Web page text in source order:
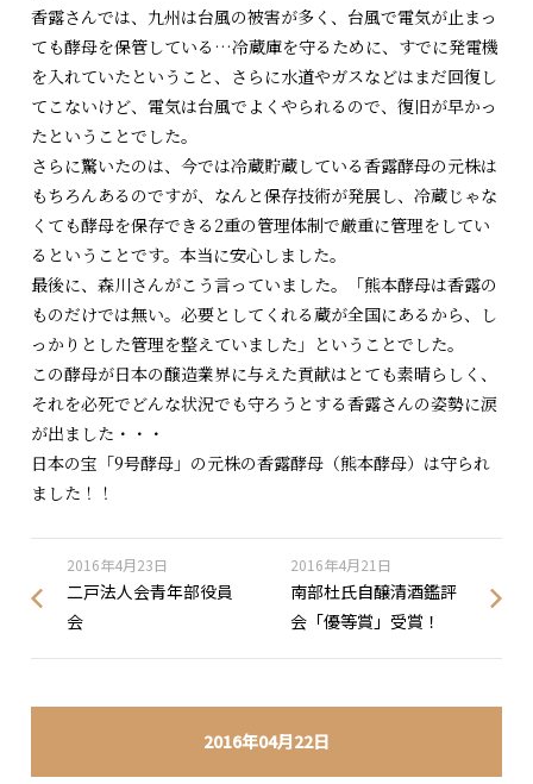
2016年04月22日
香露さんでは、九州は台風の被害が多く、台風で電気が止まっ
ても酵母を保管している…冷蔵庫を守るために、すでに発電機
を入れていたということ、さらに水道やガスなどはまだ回復し
てこないけど、電気は台風でよくやられるので、復旧が早かっ
たということでした。
さらに驚いたのは、今では冷蔵貯蔵している香露酵母の元株は
もちろんあるのですが、なんと保存技術が発展し、冷蔵じゃな
くても酵母を保存できる2重の管理体制で厳重に管理をしてい
るということです。本当に安心しました。
最後に、森川さんがこう言っていました。「熊本酵母は香露の
ものだけでは無い。必要としてくれる蔵が全国にあるから、し
っかりとした管理を整えていました」ということでした。
この酵母が日本の醸造業界に与えた貢献はとても素晴らしく、
それを必死でどんな状況でも守ろうとする香露さんの姿勢に涙
が出ました・・・
日本の宝「9号酵母」の元株の香露酵母（熊本酵母）は守られ
ました！！
2016年4月23日
二戸法人会青年部役員
会
2016年4月21日
南部杜氏自醸清酒鑑評
会「優等賞」受賞！